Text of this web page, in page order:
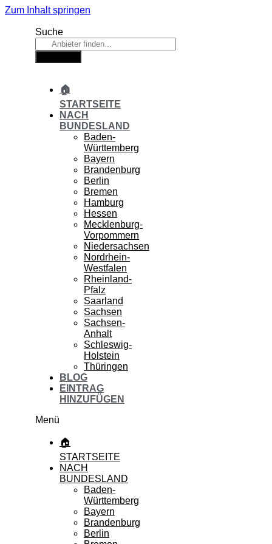
Zum Inhalt springen
Suche
🏠
STARTSEITE
NACH
BUNDESLAND
Baden-
Württemberg
Bayern
Brandenburg
Berlin
Bremen
Hamburg
Hessen
Mecklenburg-
Vorpommern
Niedersachsen
Nordrhein-
Westfalen
Rheinland-
Pfalz
Saarland
Sachsen
Sachsen-
Anhalt
Schleswig-
Holstein
Thüringen
BLOG
EINTRAG
HINZUFÜGEN
Menü
🏠
STARTSEITE
NACH
BUNDESLAND
Baden-
Württemberg
Bayern
Brandenburg
Berlin